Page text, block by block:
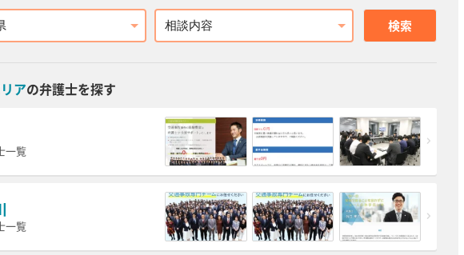
相談内容 検索
アの弁護士を探す
一覧
一覧